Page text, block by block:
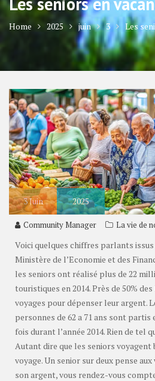
Home 2025 juin 3 Les
3Juin 2025
Community Manager La vie de
Voici quelques chiffres parlants
Ministère de l’Economie et des
les seniors ont réalisé plus de 22
touristiques en 2014. Près de 50%
voyages pour dépenser leur argent.
personnes de 62 a 71 ans sont partis
fois durant l’année 2014. Rien de tel
Autant dire que les seniors voyagent
voyage. Un senior sur deux pense
son argent, vous rendez-vous